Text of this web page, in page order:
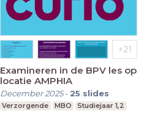
Examineren in de BPV les op
locatie AMPHIA
December 2025- 25 slides
Verzorgende MBO Studiejaar 1,2